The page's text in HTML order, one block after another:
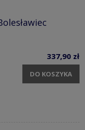
337,90 zł
DO KOSZYKA